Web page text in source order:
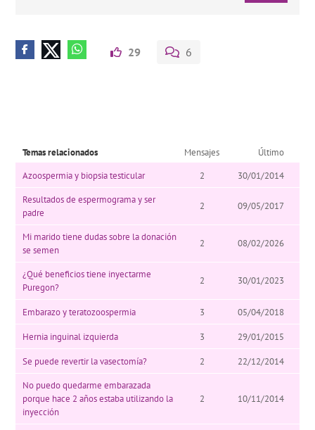
29 6
Temas relacionados Mensajes
Último
Azoospermia y biopsia testicular
2
30/01/2014
Resultados de espermograma y ser
padre
2 09/05/2017
Mi marido tiene dudas sobre la donación
se semen
2 08/02/2026
¿Qué beneficios tiene inyectarme
Puregon?
2 30/01/2023
Embarazo y teratozoospermia 3 05/04/2018
Hernia inguinal izquierda 3 29/01/2015
Se puede revertir la vasectomía? 2
22/12/2014
No puedo quedarme embarazada
porque hace 2 años estaba utilizando la
inyección
2 10/11/2014